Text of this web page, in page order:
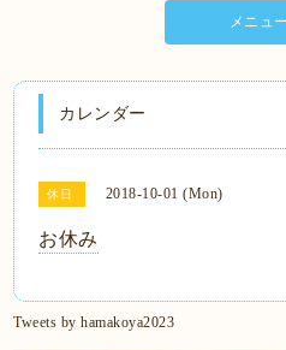
メニュー
カレンダー
休日 2018-10-01 (Mon)
お休み
Tweets by hamakoya2023